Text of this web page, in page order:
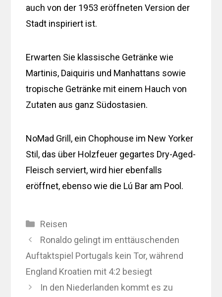
auch von der 1953 eröffneten Version der
Stadt inspiriert ist.
Erwarten Sie klassische Getränke wie
Martinis, Daiquiris und Manhattans sowie
tropische Getränke mit einem Hauch von
Zutaten aus ganz Südostasien.
NoMad Grill, ein Chophouse im New Yorker
Stil, das über Holzfeuer gegartes Dry-Aged-
Fleisch serviert, wird hier ebenfalls
eröffnet, ebenso wie die Lú Bar am Pool.
Kategorien
Reisen
Ronaldo gelingt im enttäuschenden
Auftaktspiel Portugals kein Tor, während
England Kroatien mit 4:2 besiegt
In den Niederlanden kommt es zu